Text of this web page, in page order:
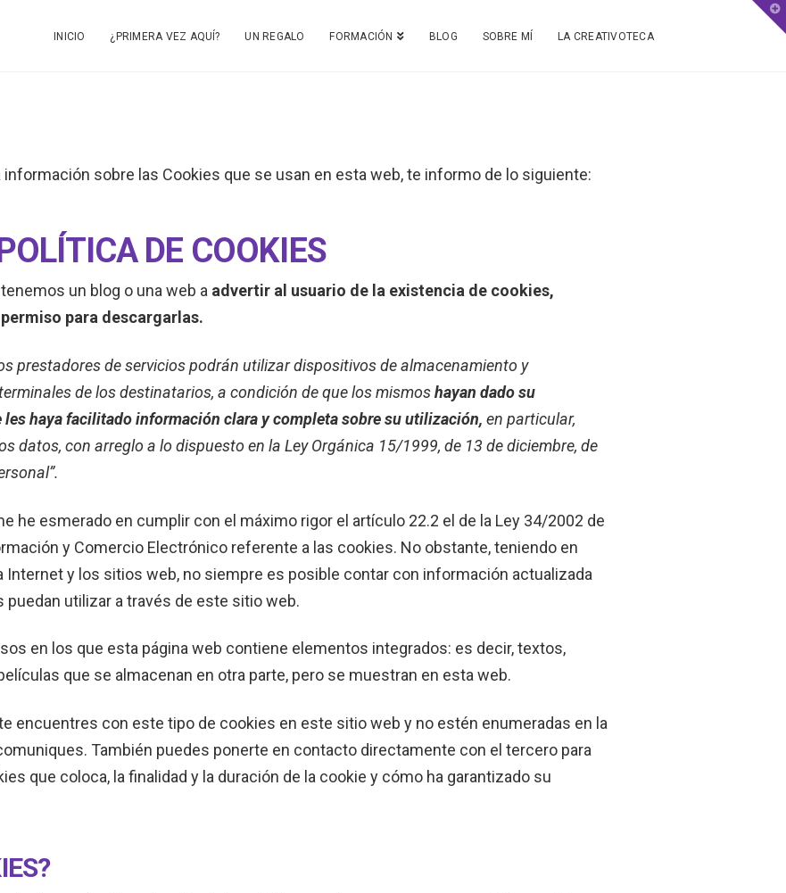
INICIO ¿PRIMERA VEZ AQUÍ? UN REGALO FORMACIÓN BLOG SOBRE MÍ LA CREATIVOTECA
información sobre las Cookies que se usan en esta web, te informo de lo siguiente:
DE COOKIES
un blog o una web a advertir al usuario de la existencia de cookies,
para descargarlas.
prestadores de servicios podrán utilizar dispositivos de almacenamiento y
de los destinatarios, a condición de que los mismoshayan dado su
haya facilitado información clara y completa sobre su utilización, en particular,
datos, con arreglo a lo dispuesto en la Ley Orgánica 15/1999, de 13 de diciembre, de
he esmerado en cumplir con el máximo rigor el artículo 22.2 el de la Ley 34/2002 de
y Comercio Electrónico referente a las cookies. No obstante, teniendo en
Internet y los sitios web, no siempre es posible contar con información actualizada
utilizar a través de este sitio web.
en los que esta página web contiene elementos integrados: es decir, textos,
que se almacenan en otra parte, pero se muestran en esta web.
encuentres con este tipo de cookies en este sitio web y no estén enumeradas en la
También puedes ponerte en contacto directamente con el tercero para
que coloca, la finalidad y la duración de la cookie y cómo ha garantizado su